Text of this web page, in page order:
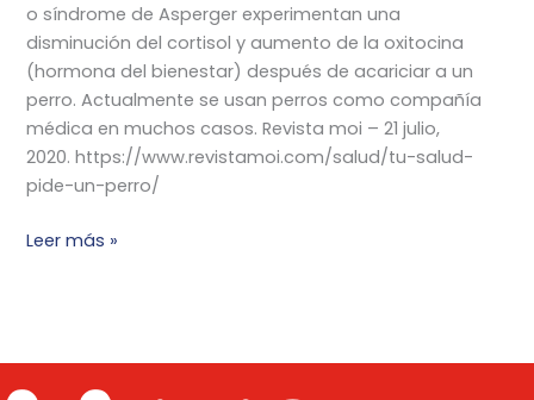
o síndrome de Asperger experimentan una
disminución del cortisol y aumento de la oxitocina
(hormona del bienestar) después de acariciar a un
perro. Actualmente se usan perros como compañía
médica en muchos casos. Revista moi – 21 julio,
2020. https://www.revistamoi.com/salud/tu-salud-
pide-un-perro/
Leer más »